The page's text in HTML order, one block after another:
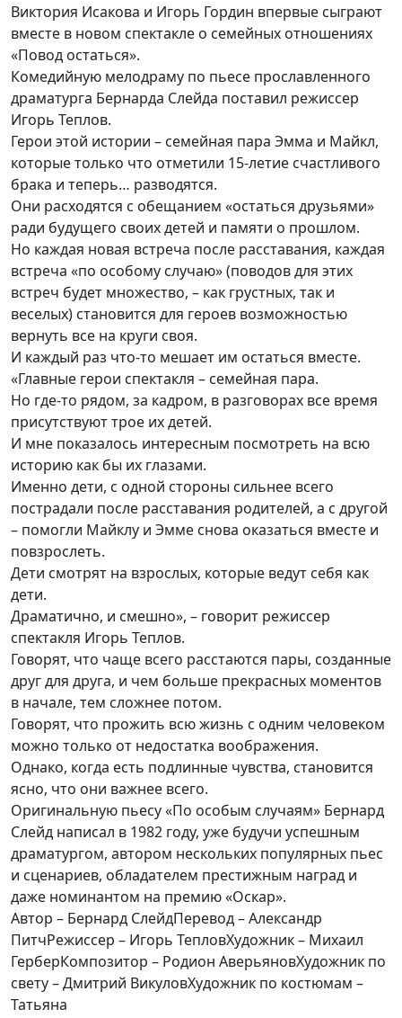
Виктория Исакова и Игорь Гордин впервые сыграют
вместе в новом спектакле о семейных отношениях
«Повод остаться».
Комедийную мелодраму по пьесе прославленного
драматурга Бернарда Слейда поставил режиссер
Игорь Теплов.
Герои этой истории – семейная пара Эмма и Майкл,
которые только что отметили 15-летие счастливого
брака и теперь… разводятся.
Они расходятся с обещанием «остаться друзьями»
ради будущего своих детей и памяти о прошлом.
Но каждая новая встреча после расставания, каждая
встреча «по особому случаю» (поводов для этих
встреч будет множество, – как грустных, так и
веселых) становится для героев возможностью
вернуть все на круги своя.
И каждый раз что-то мешает им остаться вместе.
«Главные герои спектакля – семейная пара.
Но где-то рядом, за кадром, в разговорах все время
присутствуют трое их детей.
И мне показалось интересным посмотреть на всю
историю как бы их глазами.
Именно дети, с одной стороны сильнее всего
пострадали после расставания родителей, а с другой
– помогли Майклу и Эмме снова оказаться вместе и
повзрослеть.
Дети смотрят на взрослых, которые ведут себя как
дети.
Драматично, и смешно», – говорит режиссер
спектакля Игорь Теплов.
Говорят, что чаще всего расстаются пары, созданные
друг для друга, и чем больше прекрасных моментов
в начале, тем сложнее потом.
Говорят, что прожить всю жизнь с одним человеком
можно только от недостатка воображения.
Однако, когда есть подлинные чувства, становится
ясно, что они важнее всего.
Оригинальную пьесу «По особым случаям» Бернард
Слейд написал в 1982 году, уже будучи успешным
драматургом, автором нескольких популярных пьес
и сценариев, обладателем престижным наград и
даже номинантом на премию «Оскар».
Автор – Бернард СлейдПеревод – Александр
ПитчРежиссер – Игорь ТепловХудожник – Михаил
ГерберКомпозитор – Родион АверьяновХудожник по
свету – Дмитрий ВикуловХудожник по костюмам –
Татьяна